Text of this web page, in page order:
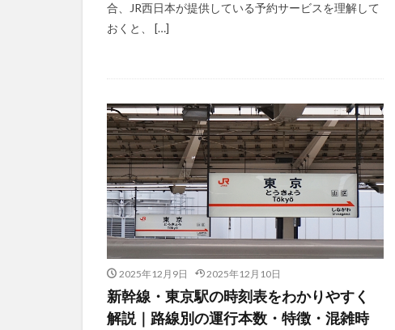
合、JR西日本が提供している予約サービスを理解して
おくと、 […]
2025年12月9日 2025年12月10日
新幹線・東京駅の時刻表をわかりやすく
解説｜路線別の運行本数・特徴・混雑時